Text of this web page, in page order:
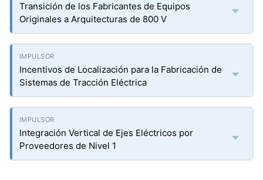
Transición de los Fabricantes de Equipos
Originales a Arquitecturas de 800 V
Incentivos de Localización para la Fabricación de
Sistemas de Tracción Eléctrica
Integración Vertical de Ejes Eléctricos por
Proveedores de Nivel 1